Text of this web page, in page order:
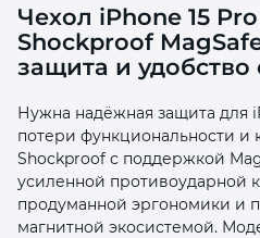
Чехол iPhone 15
Shockproof
защита и удобство
Нужна надёжная защита для
потери функциональности и
Shockproof с поддержкой
усиленной противоударной
продуманной эргономики и
магнитной экосистемой.